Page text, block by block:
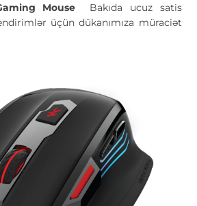
Mouse Bakıda ucuz satis
üçün dükanımıza müraciət